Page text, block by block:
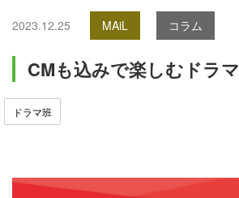
2023.12.25 MAiL コラム
CMも込みで楽しむドラマ
ドラマ班